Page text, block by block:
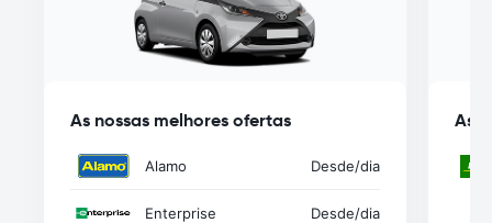
As nossas melhores ofertas
Alamo Desde/dia
Enterprise Desde/dia
As